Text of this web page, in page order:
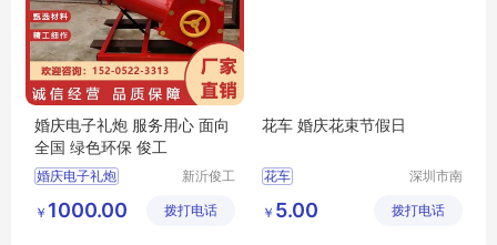
婚庆电子礼炮 服务用心 面向
全国 绿色环保 俊工
婚庆电子礼炮
新沂俊工
公司
￥ 1000.00 拨打电话
花车 婚庆花束节假日
花车
深圳市南
观园林有
￥ 5.00 拨打电话